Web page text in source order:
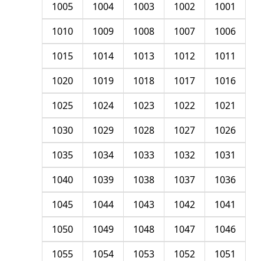
1001
1002
1003
1004
1005
1006
1007
1008
1009
1010
1011
1012
1013
1014
1015
1016
1017
1018
1019
1020
1021
1022
1023
1024
1025
1026
1027
1028
1029
1030
1031
1032
1033
1034
1035
1036
1037
1038
1039
1040
1041
1042
1043
1044
1045
1046
1047
1048
1049
1050
1051
1052
1053
1054
1055